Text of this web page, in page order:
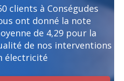
clients à Conségudes
ont donné la note
de 4,29 pour la
de nos interventions
électricité